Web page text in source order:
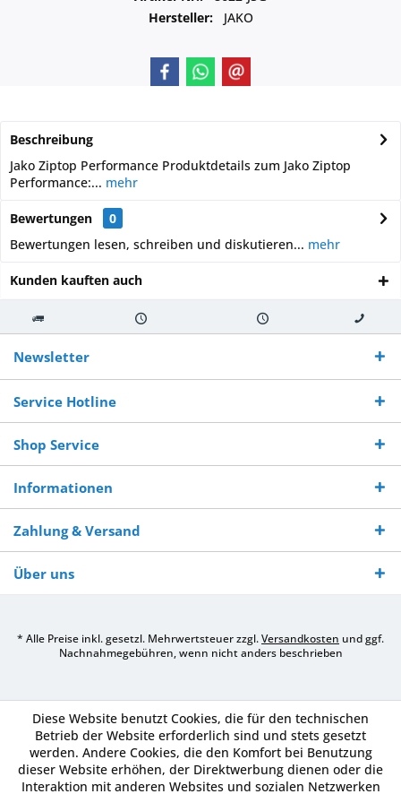
Hersteller:
JAKO
Beschreibung
Jako Ziptop Performance Produktdetails zum Jako Ziptop
Performance:... mehr
Bewertungen
0
Bewertungen lesen, schreiben und diskutieren... mehr
Kunden kauften auch
Kostenloser
Versand ab €
250,-
Versand innerhalb von Versand von So erreichen
Sie uns 0160
970 511 90
Newsletter
Service Hotline
Shop Service
Informationen
Zahlung & Versand
Über uns
* Alle Preise inkl. gesetzl. Mehrwertsteuer zzgl.Versandkosten und ggf.
Nachnahmegebühren, wenn nicht anders beschrieben
Diese Website benutzt Cookies, die für den technischen
Betrieb der Website erforderlich sind und stets gesetzt
werden. Andere Cookies, die den Komfort bei Benutzung
dieser Website erhöhen, der Direktwerbung dienen oder die
Interaktion mit anderen Websites und sozialen Netzwerken